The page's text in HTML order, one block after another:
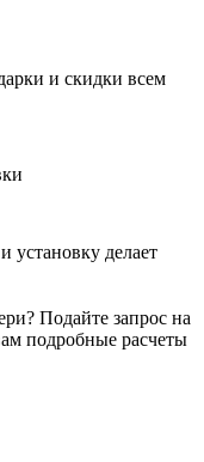
и скидки всем
установку делает
Подайте запрос на
подробные расчеты